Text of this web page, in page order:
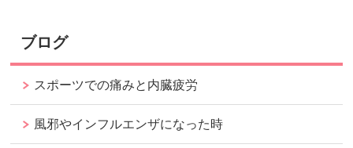
ブログ
スポーツでの痛みと内臓疲労
風邪やインフルエンザになった時